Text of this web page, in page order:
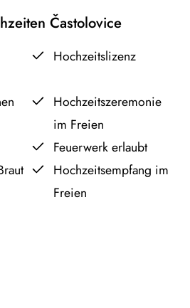
Častolovice
Hochzeitslizenz
Hochzeitszeremonie
im Freien
Feuerwerk erlaubt
Hochzeitsempfang im
Freien